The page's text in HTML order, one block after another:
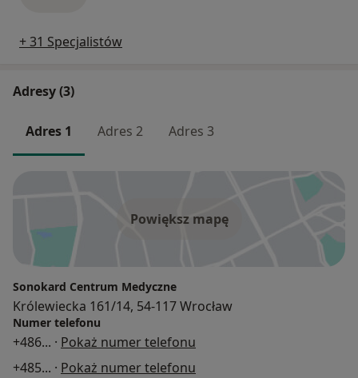
+ 31 Specjalistów
Adresy (3)
Adres 1 Adres 2 Adres 3
Powiększ mapę
Sonokard Centrum Medyczne
Królewiecka 161/14, 54-117 Wrocław
Numer telefonu
+486... · Pokaż numer telefonu
+485... · Pokaż numer telefonu